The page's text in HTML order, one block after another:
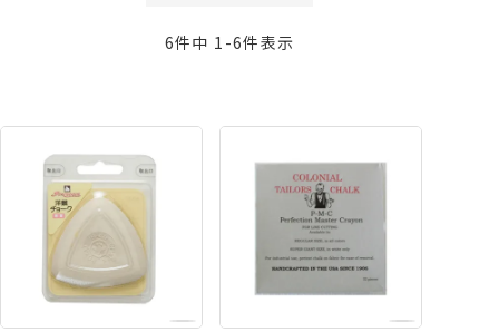
価格が高い順
おすすめ順
レビュー順
6件中 1 -6件表示